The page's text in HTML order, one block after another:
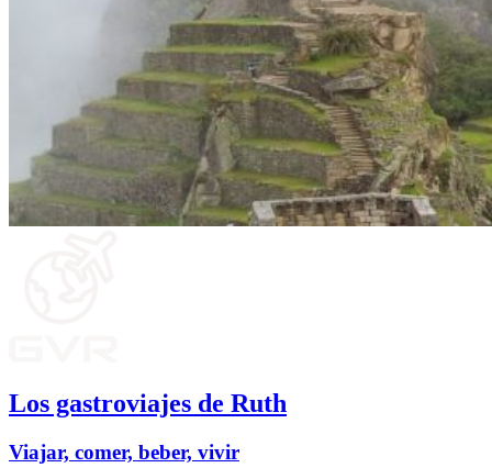
Los gastroviajes de Ruth
Viajar, comer, beber, vivir